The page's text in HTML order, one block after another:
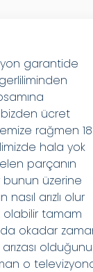
garantide
ücret
rağmen 18
hala yok
parçanın
bunun üzerine
arızlı olur
olabilir tamam
okadar
olduğunu
o